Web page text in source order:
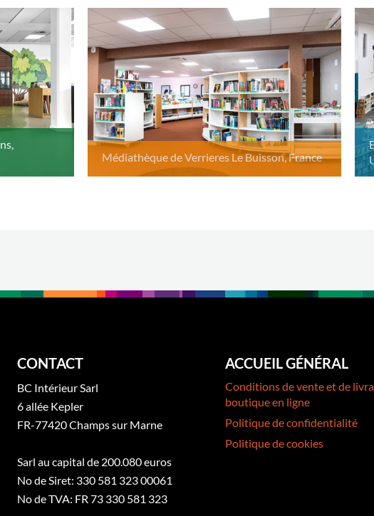
Médiathèque de Verrieres Le Buisson, France
CONTACT
BC Intérieur Sarl
6 allée Kepler
FR-77420 Champs sur Marne
Sarl au capital de 200.080 euros
No de Siret: 330 581 323 00061
No de TVA: FR 73 330 581 323
ACCUEIL GÉNÉRAL
Conditions de vente et de
boutique en ligne
Politique de confidentialité
Politique de cookies